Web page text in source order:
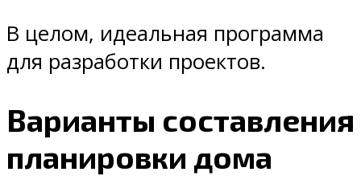
В целом, идеальная программа
для разработки проектов.
Варианты составления
планировки дома